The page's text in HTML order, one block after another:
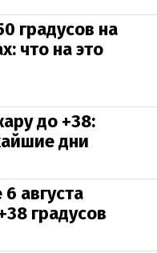
градусов на
что на это
до +38:
дни
августа
градусов